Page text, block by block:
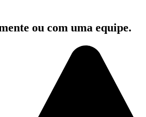
ou com uma equipe.